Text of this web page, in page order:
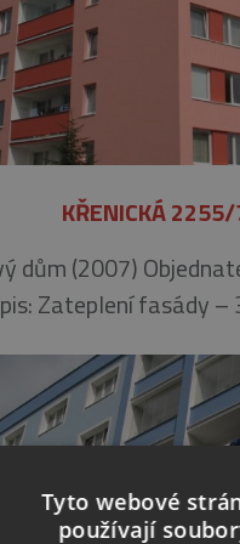
KŘENICKÁ
dům (2007)
Zateplení fasády –
Tyto webové
používají